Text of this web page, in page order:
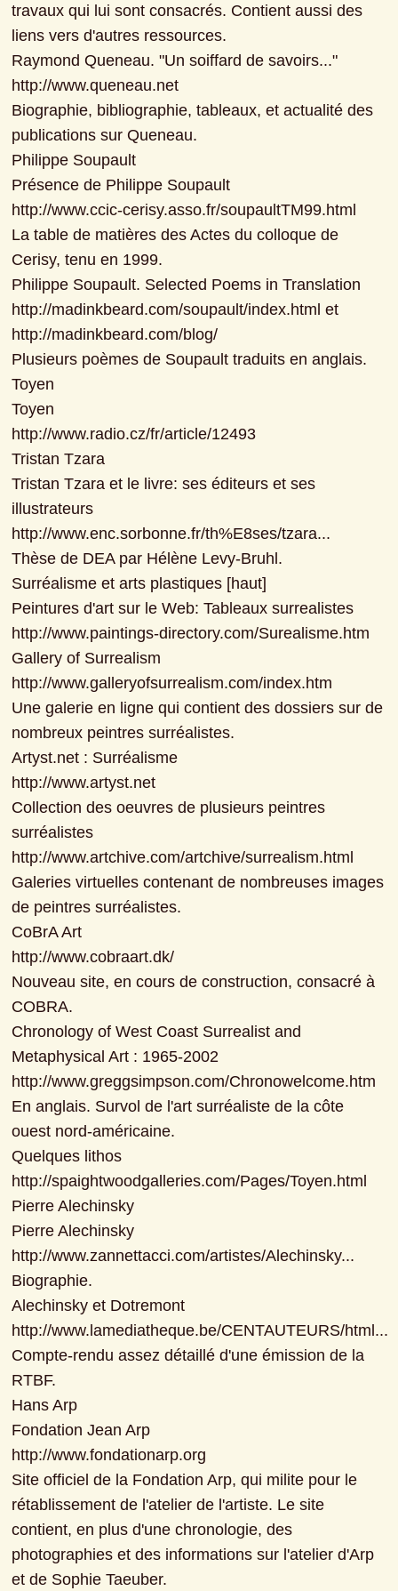
travaux qui lui sont consacrés. Contient aussi des
liens vers d'autres ressources.
Raymond Queneau. "Un soiffard de savoirs..."
http://www.queneau.net
Biographie, bibliographie, tableaux, et actualité des
publications sur Queneau.
Philippe Soupault
Présence de Philippe Soupault
http://www.ccic-cerisy.asso.fr/soupaultTM99.html
La table de matières des Actes du colloque de
Cerisy, tenu en 1999.
Philippe Soupault. Selected Poems in Translation
http://madinkbeard.com/soupault/index.html et
http://madinkbeard.com/blog/
Plusieurs poèmes de Soupault traduits en anglais.
Toyen
Toyen
http://www.radio.cz/fr/article/12493
Tristan Tzara
Tristan Tzara et le livre: ses éditeurs et ses
illustrateurs
http://www.enc.sorbonne.fr/th%E8ses/tzara...
Thèse de DEA par Hélène Levy-Bruhl.
Surréalisme et arts plastiques [haut]
Peintures d'art sur le Web: Tableaux surrealistes
http://www.paintings-directory.com/Surealisme.htm
Gallery of Surrealism
http://www.galleryofsurrealism.com/index.htm
Une galerie en ligne qui contient des dossiers sur de
nombreux peintres surréalistes.
Artyst.net : Surréalisme
http://www.artyst.net
Collection des oeuvres de plusieurs peintres
surréalistes
http://www.artchive.com/artchive/surrealism.html
Galeries virtuelles contenant de nombreuses images
de peintres surréalistes.
CoBrA Art
http://www.cobraart.dk/
Nouveau site, en cours de construction, consacré à
COBRA.
Chronology of West Coast Surrealist and
Metaphysical Art : 1965-2002
http://www.greggsimpson.com/Chronowelcome.htm
En anglais. Survol de l'art surréaliste de la côte
ouest nord-américaine.
Quelques lithos
http://spaightwoodgalleries.com/Pages/Toyen.html
Pierre Alechinsky
Pierre Alechinsky
http://www.zannettacci.com/artistes/Alechinsky...
Biographie.
Alechinsky et Dotremont
http://www.lamediatheque.be/CENTAUTEURS/html...
Compte-rendu assez détaillé d'une émission de la
RTBF.
Hans Arp
Fondation Jean Arp
http://www.fondationarp.org
Site officiel de la Fondation Arp, qui milite pour le
rétablissement de l'atelier de l'artiste. Le site
contient, en plus d'une chronologie, des
photographies et des informations sur l'atelier d'Arp
et de Sophie Taeuber.